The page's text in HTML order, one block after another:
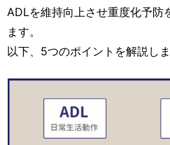
ADLを維持向上させ重度化予防
ます。
以下、5つのポイントを解説しま